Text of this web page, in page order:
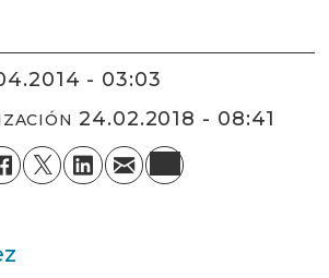
- 03:03
24.02.2018 - 08:41